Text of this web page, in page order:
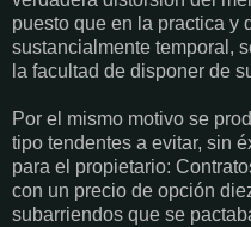
puesto que en la practica y
sustancialmente temporal,
la facultad de disponer de
Por el mismo motivo se
tipo tendentes a evitar, sin
para el propietario:
con un precio de opción
subarriendos que se